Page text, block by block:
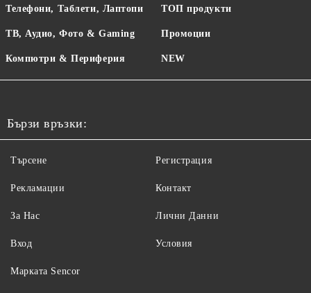
Телефони, Таблети, Лаптопи
ТВ, Аудио, Фото & Gaming
Компютри & Периферия
ТОП продукти
Промоции
NEW
Бързи връзки:
Търсене
Рекламации
За Нас
Вход
Регистрация
Контакт
Лични Данни
Условия
Maрката Sencor